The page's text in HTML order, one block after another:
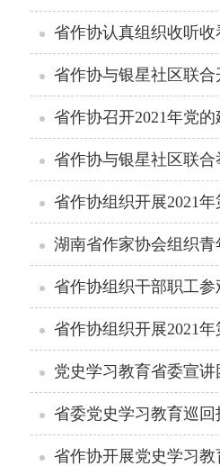
省作协认真组织收听
省作协与银星社区联
省作协召开2021年党
省作协与银星社区联
省作协组织开展2021
湖南省作家协会组织
省作协组织干部职工
省作协组织开展2021
党史学习教育省委宣
省委党史学习教育巡
省作协开展党史学习